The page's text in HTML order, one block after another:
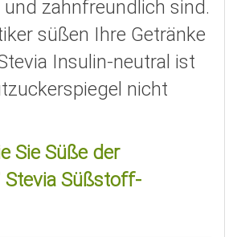
und zahnfreundlich sind.
süßen Ihre Getränke
Insulin-neutral ist
nicht
Sie Süße der
Stevia Süßstoff-